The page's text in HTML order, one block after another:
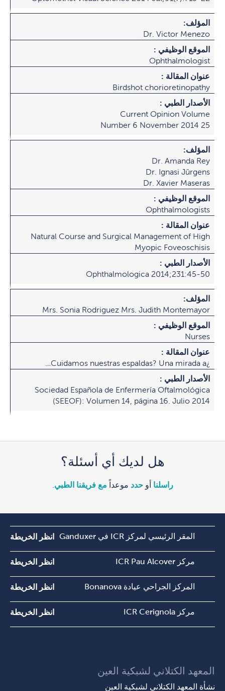
المؤلف:
Dr. Victor Menezo
الموقع الوظيفي :
Ophthalmologist
عنوان المقالة :
Birdshot chorioretinopathy
الأصدار الطبي :
Current Opinion Volume
25 Number 6 November 2014
المؤلف:
Dr. Amanda Rey
Dr. Ignasi Jürgens
Dr. Xavier Maseras
الموقع الوظيفي :
Ophthalmologists
عنوان المقالة :
Natural Course and Surgical Management of High
Myopic Foveoschisis
الأصدار الطبي :
Ophthalmologica 2014;231:45-50
المؤلف:
Mrs. Sonia Rodriguez Mrs. Judith Montemayor
الموقع الوظيفي :
Nurses
عنوان المقالة :
¿Cuidamos nuestras espaldas? Una mirada a…
الأصدار الطبي :
Sociedad Española de Enfermería Oftalmológica
(SEEOF): Volumen 14, página 16. Julio 2014
هل لديك أي أسئلة؟
راسلنا أوحدد موعداً مع فريقنا الطبي
المقر الرئيسي لمركز ICR في Ganduxer انظر الخريطة
مركز ICR Pau Alcover انظر الخريطة
المركز الجراحي عيادة Bonanova انظر الخريطة
مركز ICR Cerignola انظر الخريطة
المعهد الكتلاني لشبكية العين
نشأة المعهد الكتلاني لشبكية العين